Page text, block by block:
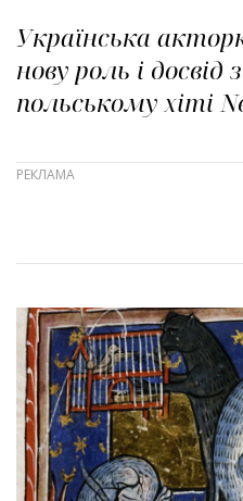
Українська
нову роль і досвід
польському хіті